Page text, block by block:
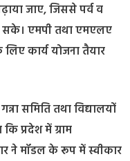
जाए, जिससे पर्व व
सके। एमपी तथा एमएलए
कार्य योजना तैयार
समिति तथा विद्यालयों
प्रदेश में ग्राम
ने मॉडल के रूप में स्वीकार